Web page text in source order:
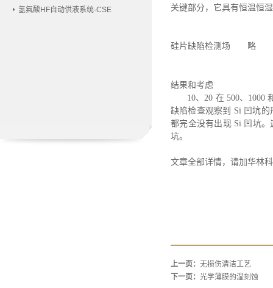
氢氟酸HF自动供液系统-CSE
关键部分，它具有恒温恒
硅片缺陷检测场 略
结果和考虑
10、20 在 500、1000
缺陷检查观察到 Si 凹坑
都完全没有出现 Si 凹坑
坑。
文章全部详情，请加华林
上一页： 无损伤清洁工艺
下一页： 光学薄膜的湿刻蚀